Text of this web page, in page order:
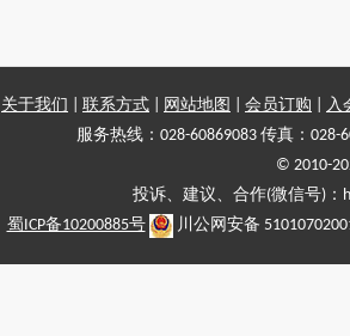
关于我们 联系方式 网站地图 会员订购
入
服务热线：028-60869083 传真：028-
© 2010-
投诉、建议、合作(微信号)
蜀ICP备10200885号
川公网安备